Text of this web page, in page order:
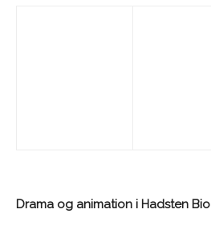
Drama og animation i Hadsten Bio